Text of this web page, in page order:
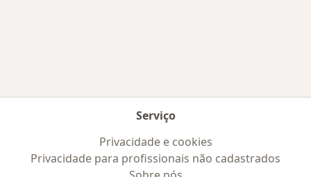
Serviço
Privacidade e cookies
Privacidade para profissionais não cadastrados